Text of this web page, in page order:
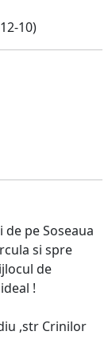
10)
pe Soseaua
si spre
de
!
,str Crinilor